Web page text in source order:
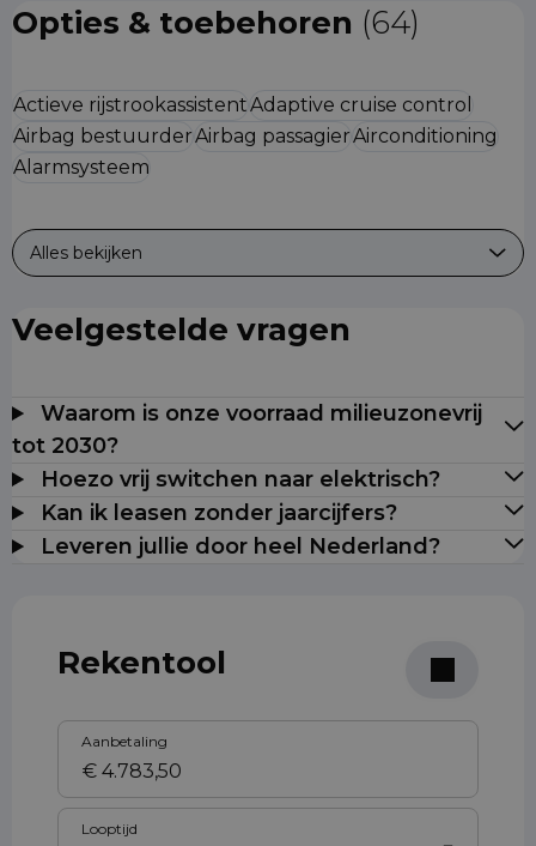
Opties & toebehoren (64)
Actieve rijstrookassistentAdaptive cruise control
Airbag bestuurderAirbag passagierAirconditioning
Alarmsysteem
Alles bekijken
Veelgestelde vragen
Waarom is onze voorraad milieuzonevrij
tot 2030?
Hoezo vrij switchen naar elektrisch?
Kan ik leasen zonder jaarcijfers?
Leveren jullie door heel Nederland?
Rekentool
Aanbetaling
Looptijd